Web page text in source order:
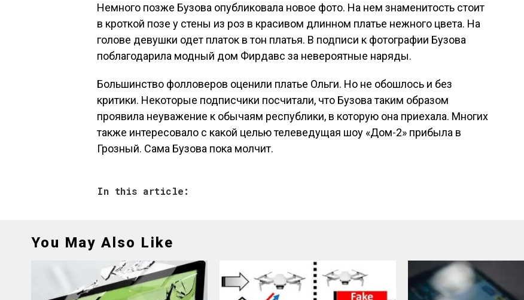
Немного позже Бузова опубликовала новое фото. На нем знаменитость стоит
в кроткой позе у стены из роз в красивом длинном платье нежного цвета. На
голове девушки одет платок в тон платья. В подписи к фотографии Бузова
поблагодарила модный дом Фирдавс за невероятные наряды.
Большинство фолловеров оценили платье Ольги. Но не обошлось и без
критики. Некоторые подписчики посчитали, что Бузова таким образом
проявила неуважение к обычаям республики, в которую она приехала. Многих
также интересовало с какой целью телеведущая шоу «Дом-2» прибыла в
Грозный. Сама Бузова пока молчит.
In this article:
You May Also Like